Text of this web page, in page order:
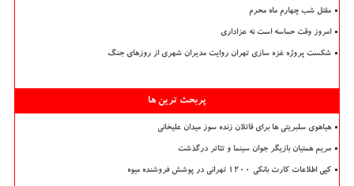
مقتل شب چهارم ماه محرم
امروز وقت حماسه است نه عزاداری
شکست پروژه غزه سازی تهران روایت مدیران شهری از روزهای جنگ
پربحث ترین ها
هیاهوی سلبریتی ها برای قاتلان زنده سوز میدان علیخانی
مریم همتیان بازیگر جوان سینما و تئاتر درگذشت
کپی اطلاعات کارت بانکی ۱۲۰۰ تهرانی در پوشش فروشنده میوه